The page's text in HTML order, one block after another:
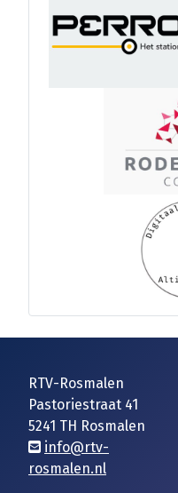
RTV-Rosmalen
Pastoriestraat 41
5241 TH Rosmalen
info@rtv-
rosmalen.nl